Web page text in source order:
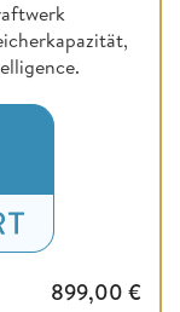
899,00 €